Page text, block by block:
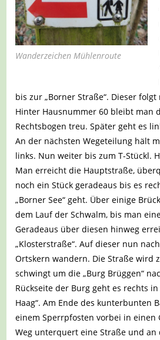
Wanderzeichen Mühlenroute
bis zur „Borner Straße“. Dieser
Hinter Hausnummer 60 bleibt man
Rechtsbogen treu. Später geht es
An der nächsten Wegeteilung hält
links. Nun weiter bis zum T-Stückl.
Man erreicht die Hauptstraße,
noch ein Stück geradeaus bis es
„Borner See“ geht. Über einige
dem Lauf der Schwalm, bis man
Geradeaus über diesen hinweg
„Klosterstraße“. Auf dieser nun
Ortskern wandern. Die Straße wird
schwingt um die „Burg Brüggen“
Rückseite der Burg geht es rechts
Haag“. Am Ende des kunterbunten
einem Sperrpfosten vorbei in einen
Weg unterquert eine Straße und an